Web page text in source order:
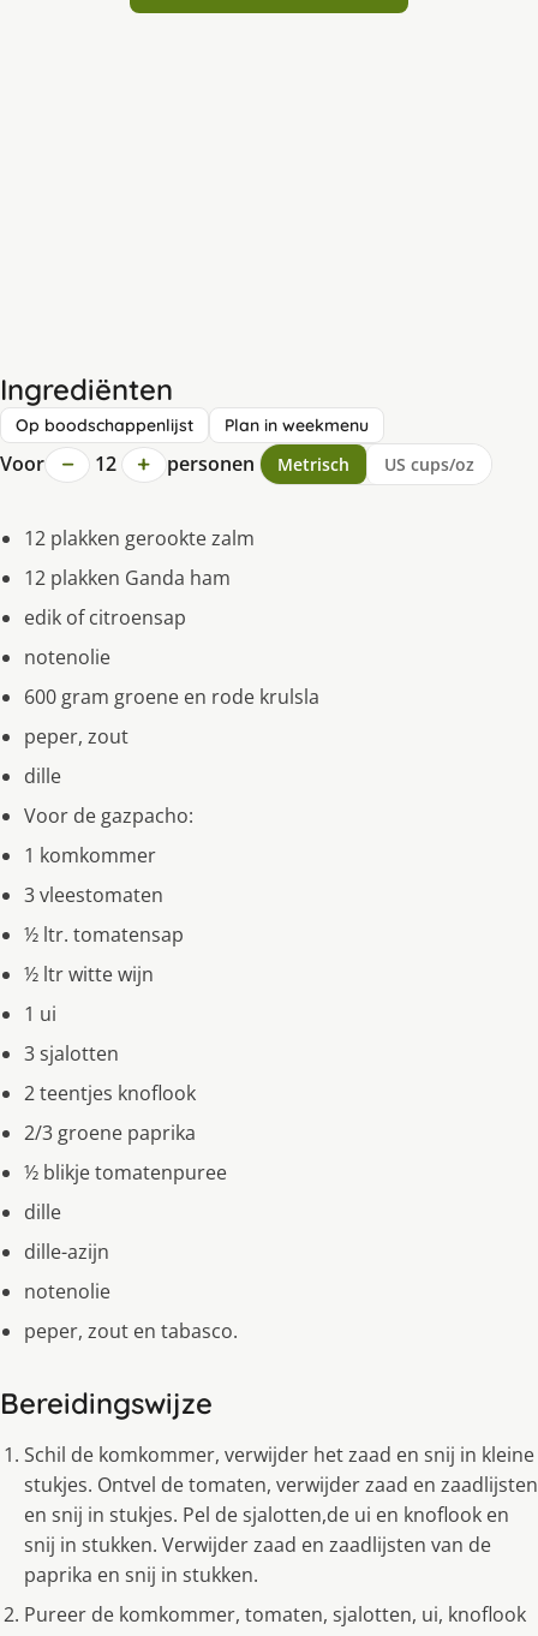
Ingrediënten
Op boodschappenlijst Plan in weekmenu
Voor − 12 + personen Metrisch US cups/oz
12 plakken gerookte zalm
12 plakken Ganda ham
edik of citroensap
notenolie
600 gram groene en rode krulsla
peper, zout
dille
Voor de gazpacho:
1 komkommer
3 vleestomaten
½ ltr. tomatensap
½ ltr witte wijn
1 ui
3 sjalotten
2 teentjes knoflook
2/3 groene paprika
½ blikje tomatenpuree
dille
dille-azijn
notenolie
peper, zout en tabasco.
Bereidingswijze
Schil de komkommer, verwijder het zaad en snij in kleine
stukjes. Ontvel de tomaten, verwijder zaad en zaadlijsten
en snij in stukjes. Pel de sjalotten,de ui en knoflook en
snij in stukken. Verwijder zaad en zaadlijsten van de
paprika en snij in stukken.
Pureer de komkommer, tomaten, sjalotten, ui, knoflook